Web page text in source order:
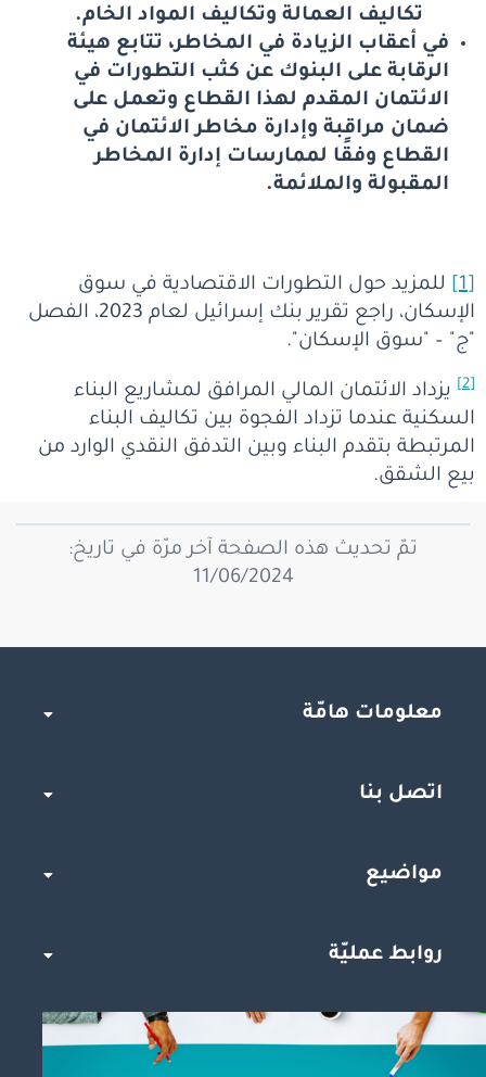
تكاليف العمالة وتكاليف المواد الخام.
في أعقاب الزيادة في المخاطر، تتابع هيئة
الرقابة على البنوك عن كثب التطورات في
الائتمان المقدم لهذا القطاع وتعمل على
ضمان مراقبة وإدارة مخاطر الائتمان في
القطاع وفقًا لممارسات إدارة المخاطر
المقبولة والملائمة.
[1]
للمزيد حول التطورات الاقتصادية في سوق
الإسكان، راجع تقرير بنك إسرائيل لعام 2023، الفصل
"ج" – "سوق الإسكان".
[2]
يزداد الائتمان المالي المرافق لمشاريع البناء
السكنية عندما تزداد الفجوة بين تكاليف البناء
المرتبطة بتقدم البناء وبين التدفق النقدي الوارد من
بيع الشقق.
تمّ تحديث هذه الصفحة آخر مرّة في تاريخ:
11/06/2024
معلومات هامّة
اتصل بنا
مواضيع
روابط عمليّة